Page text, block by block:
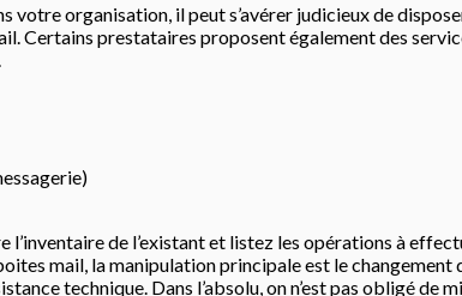
votre organisation, il peut s’avérer judicieux de
Certains prestataires proposent également des
de l’existant et listez les opérations à
mail, la manipulation principale est le
technique. Dans l’absolu, on n’est pas obligé